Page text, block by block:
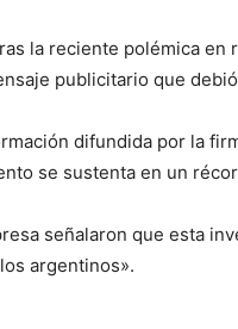
la reciente polémica en
publicitario que
difundida por la
se sustenta en un
señalaron que esta
argentinos».